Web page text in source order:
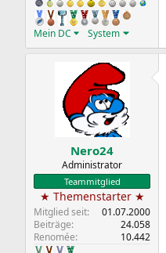
Mein DC System
Nero24
Administrator
Teammitglied
★ Themenstarter ★
Mitglied seit
01.07.2000
Beiträge
24.058
Renomée
10.442